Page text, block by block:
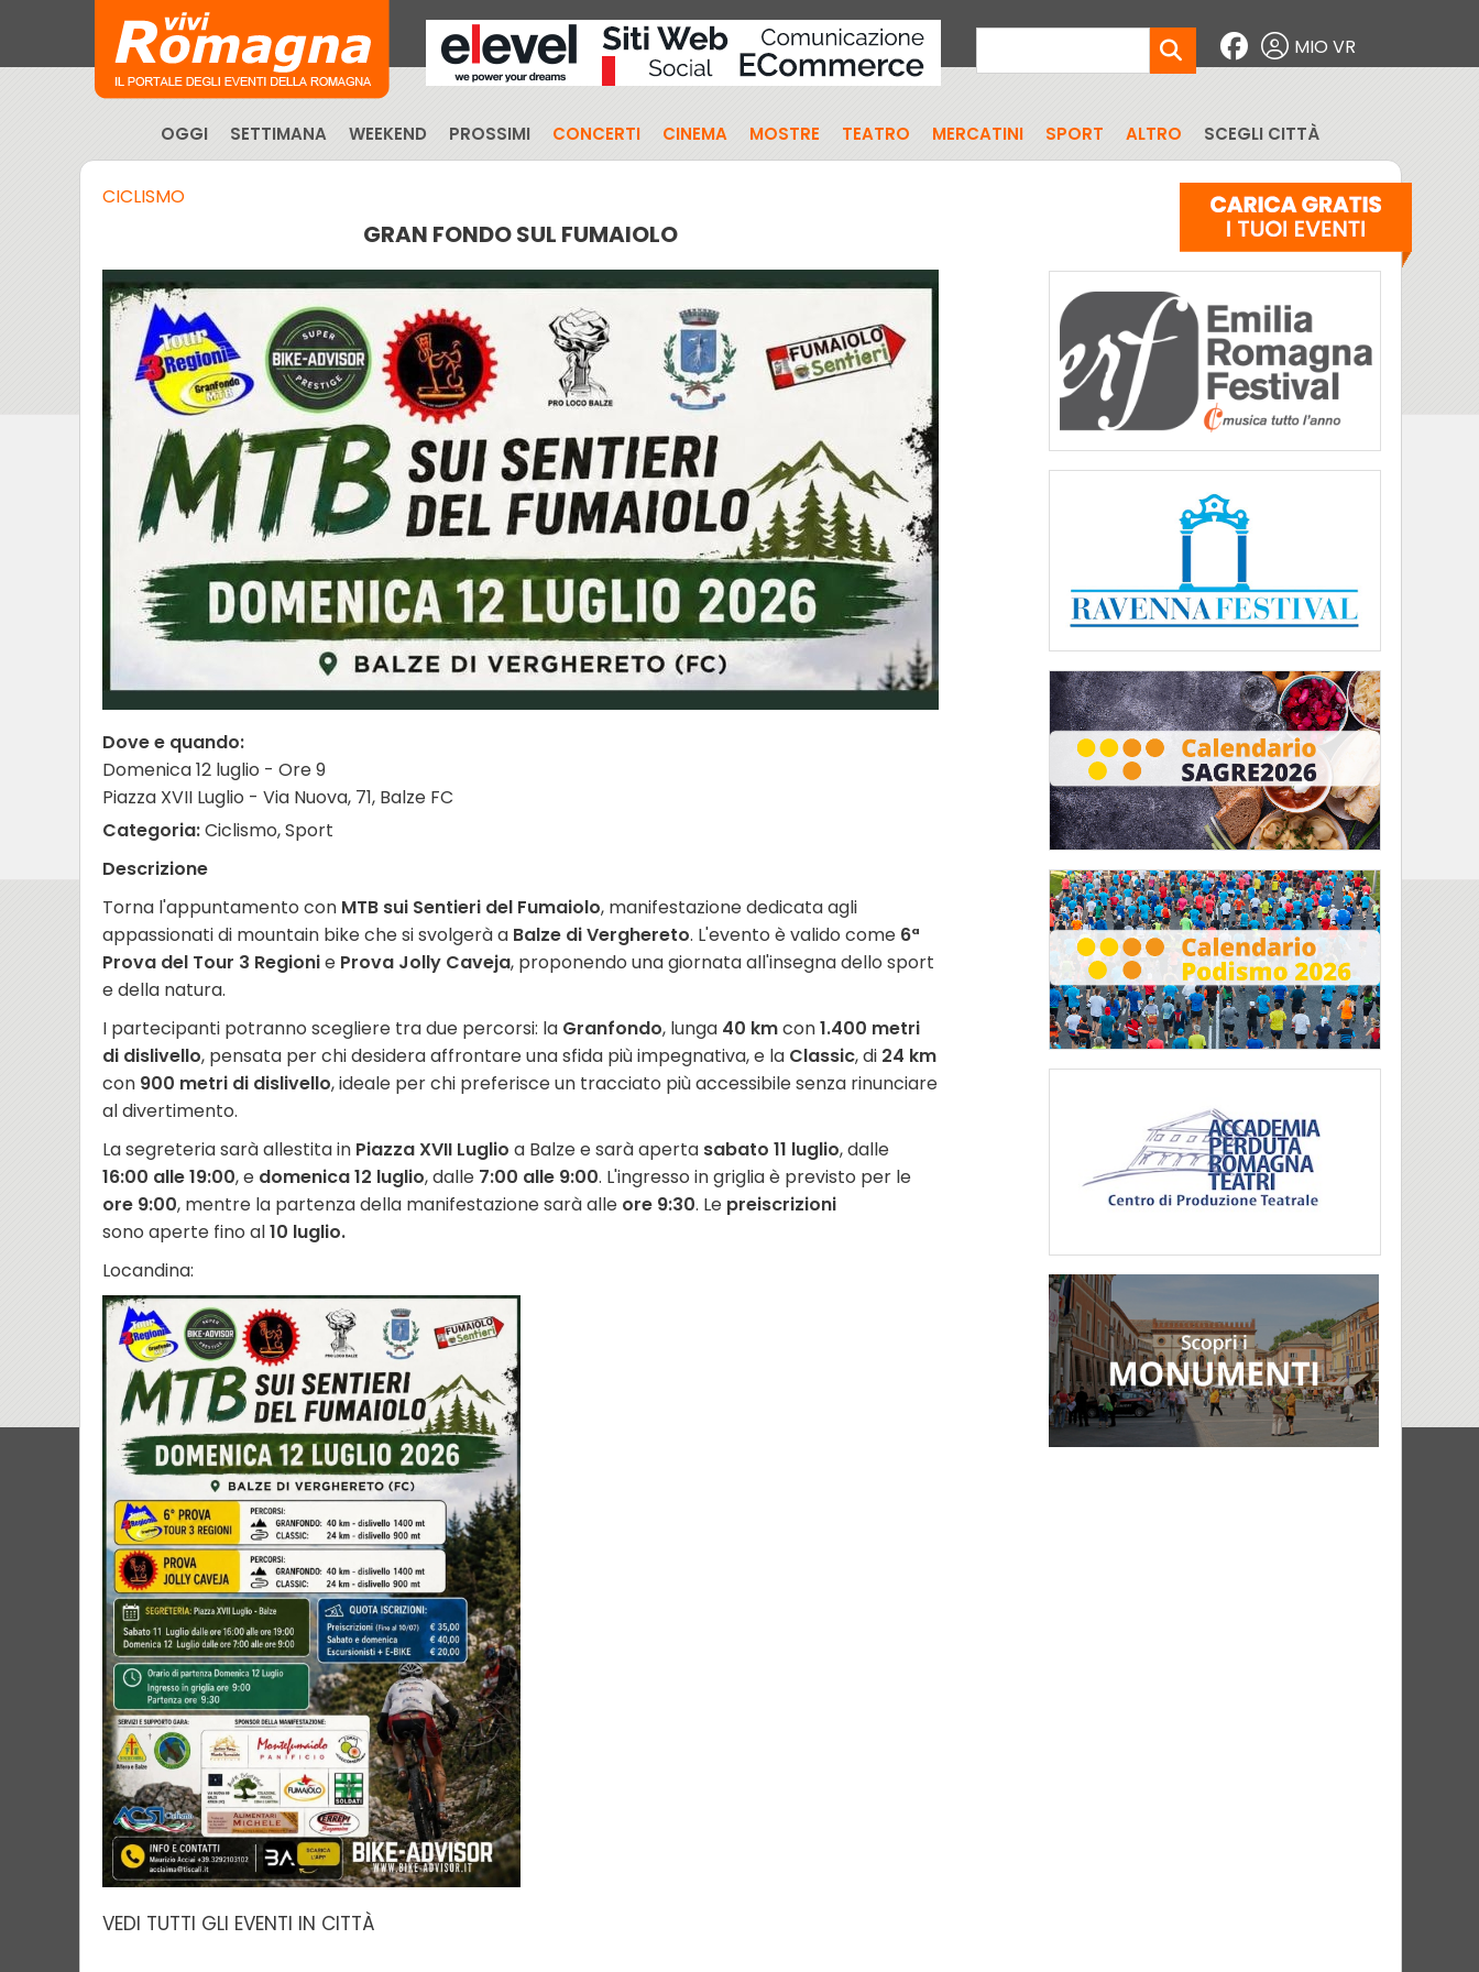
MIO VR
OGGI SETTIMANA WEEKEND PROSSIMI CONCERTI CINEMA MOSTRE TEATRO MERCATINI SPORT ALTRO SCEGLI CITTÀ
CICLISMO
GRAN FONDO SUL FUMAIOLO
Dove e quando:
Domenica 12 luglio - Ore 9
Piazza XVII Luglio - Via Nuova, 71, Balze FC
Categoria:Ciclismo, Sport
Descrizione
Torna l'appuntamento con MTB sui Sentieri del Fumaiolo, manifestazione dedicata agli
appassionati di mountain bike che si svolgerà a Balze di Verghereto. L'evento è valido come 6ª
Prova del Tour 3 Regionie Prova Jolly Caveja, proponendo una giornata all'insegna dello sport
e della natura.
I partecipanti potranno scegliere tra due percorsi: la Granfondo, lunga 40 kmcon1.400 metri
di dislivello, pensata per chi desidera affrontare una sfida più impegnativa, e la Classic, di 24 km
con 900 metri di dislivello, ideale per chi preferisce un tracciato più accessibile senza rinunciare
al divertimento.
La segreteria sarà allestita in Piazza XVII Luglio a Balze e sarà aperta sabato 11 luglio, dalle
16:00 alle 19:00, e domenica 12 luglio, dalle 7:00 alle 9:00. L'ingresso in griglia è previsto per le
ore 9:00, mentre la partenza della manifestazione sarà alle ore 9:30. Le preiscrizioni
sono aperte fino al10 luglio.
Locandina:
VEDI TUTTI GLI EVENTI IN CITTÀ